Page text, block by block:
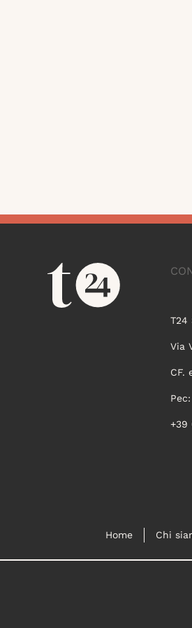
T24
Via
CF.
Pec:
+39
Home Chi